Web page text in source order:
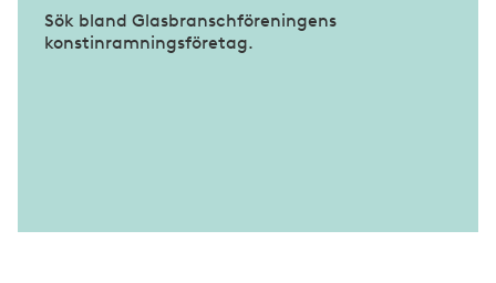
Sök bland Glasbranschföreningens
konstinramningsföretag.